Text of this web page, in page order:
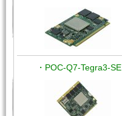
・POC-Q7-Tegra3-SE